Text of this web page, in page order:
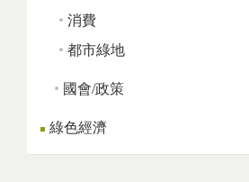
消費
都市綠地
國會/政策
綠色經濟